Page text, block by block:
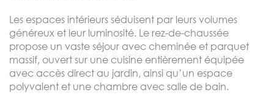
Les espaces intérieurs séduisent par leurs volumes
généreux et leur luminosité. Le rez-de-chaussée
propose un vaste séjour avec cheminée et parquet
massif, ouvert sur une cuisine entièrement équipée
avec accès direct au jardin, ainsi qu’un espace
polyvalent et une chambre avec salle de bain.